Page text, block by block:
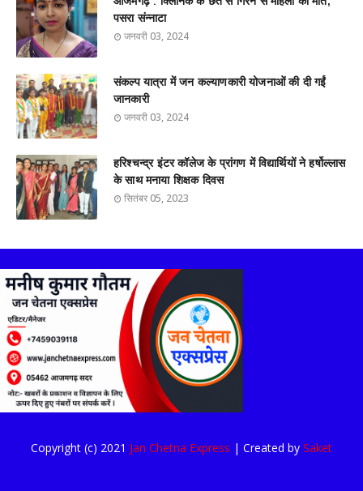
पसरा संन्नाटा
जनवरी 03, 2024
संकल्प यात्रा में जन कल्याणकारी योजनाओं की दी गईं
जानकारी
जनवरी 03, 2024
हरिश्चन्द्र इंटर कॉलेज के प्रांगण में विद्यार्थियों ने हर्षोल्लास
के साथ मनाया शिक्षक दिवस
सितंबर 05, 2023
Copyright (c) 2021 Jan Chetna Express | Created by Saket